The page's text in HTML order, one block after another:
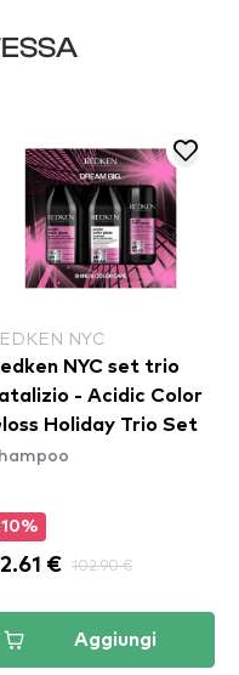
NYC
NYC set trio
- Acidic Color
Holiday Trio Set
€ 102.90 €
Aggiungi